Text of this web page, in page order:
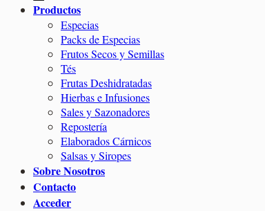
Productos
Especias
Packs de Especias
Frutos Secos y Semillas
Tés
Frutas Deshidratadas
Hierbas e Infusiones
Sales y Sazonadores
Repostería
Elaborados Cárnicos
Salsas y Siropes
Sobre Nosotros
Contacto
Acceder